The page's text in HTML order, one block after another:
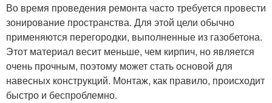
Во время проведения ремонта часто требуется провести
зонирование пространства. Для этой цели обычно
применяются перегородки, выполненные из газобетона.
Этот материал весит меньше, чем кирпич, но является
очень прочным, поэтому может стать основой для
навесных конструкций. Монтаж, как правило, происходит
быстро и беспроблемно.